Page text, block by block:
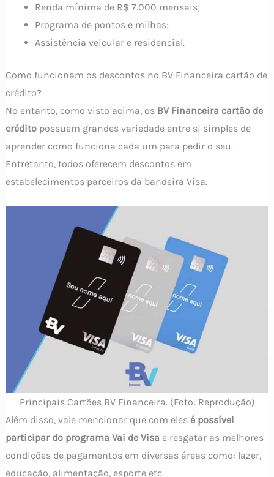
Renda mínima de R$ 7.000 mensais;
Programa de pontos e milhas;
Assistência veicular e residencial.
Como funcionam os descontos no BV Financeira cartão de
crédito?
No entanto, como visto acima, os BV Financeira cartão de
créditopossuem grandes variedade entre si simples de
aprender como funciona cada um para pedir o seu.
Entretanto, todos oferecem descontos em
estabelecimentos parceiros da bandeira Visa.
Principais Cartões BV Financeira. (Foto: Reprodução)
Além disso, vale mencionar que com eles é possível
participar do programa Vai de Visa e resgatar as melhores
condições de pagamentos em diversas áreas como: lazer,
educação, alimentação, esporte etc.